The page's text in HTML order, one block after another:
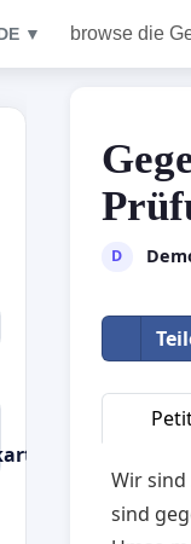
▼ browse die
D
Wir sind
sind